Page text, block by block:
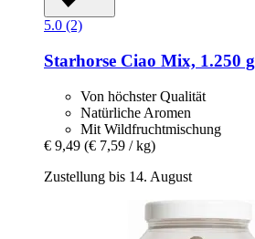
5.0 (2)
Starhorse Ciao Mix, 1.250 g
Von höchster Qualität
Natürliche Aromen
Mit Wildfruchtmischung
€ 9,49 (€ 7,59 / kg)
Zustellung bis 14. August